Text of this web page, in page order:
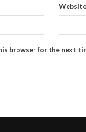
Website
browser for the next